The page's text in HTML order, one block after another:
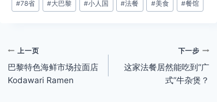
章
#78省 #大巴黎 #小人国 #法餐 #美食 #餐馆
文
章
上一页
巴黎特色海鲜市场拉面店
Kodawari Ramen
下一步
这家法餐居然能吃到“广
式”牛杂煲？